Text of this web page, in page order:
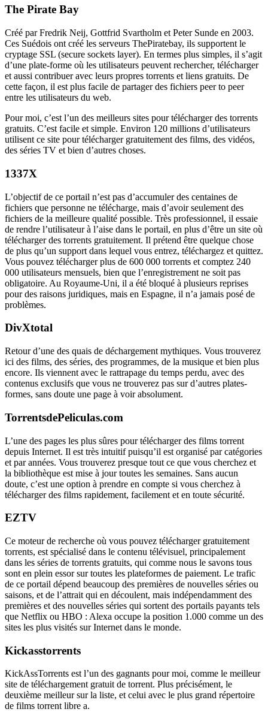
The Pirate Bay
Créé par Fredrik Neij, Gottfrid Svartholm et Peter Sunde en 2003.
Ces Suédois ont créé les serveurs ThePiratebay, ils supportent le
cryptage SSL (secure sockets layer). En termes plus simples, il s’agit
d’une plate-forme où les utilisateurs peuvent rechercher, télécharger
et aussi contribuer avec leurs propres torrents et liens gratuits. De
cette façon, il est plus facile de partager des fichiers peer to peer
entre les utilisateurs du web.
Pour moi, c’est l’un des meilleurs sites pour télécharger des torrents
gratuits. C’est facile et simple. Environ 120 millions d’utilisateurs
utilisent ce site pour télécharger gratuitement des films, des vidéos,
des séries TV et bien d’autres choses.
1337X
L’objectif de ce portail n’est pas d’accumuler des centaines de
fichiers que personne ne télécharge, mais d’avoir seulement des
fichiers de la meilleure qualité possible. Très professionnel, il essaie
de rendre l’utilisateur à l’aise dans le portail, en plus d’être un site où
télécharger des torrents gratuitement. Il prétend être quelque chose
de plus qu’un support dans lequel vous entrez, téléchargez et quittez.
Vous pouvez télécharger plus de 600 000 torrents et comptez 240
000 utilisateurs mensuels, bien que l’enregistrement ne soit pas
obligatoire. Au Royaume-Uni, il a été bloqué à plusieurs reprises
pour des raisons juridiques, mais en Espagne, il n’a jamais posé de
problèmes.
DivXtotal
Retour d’une des quais de déchargement mythiques. Vous trouverez
ici des films, des séries, des programmes, de la musique et bien plus
encore. Ils viennent avec le rattrapage du temps perdu, avec des
contenus exclusifs que vous ne trouverez pas sur d’autres plates-
formes, sans doute une page à voir absolument.
TorrentsdePeliculas.com
L’une des pages les plus sûres pour télécharger des films torrent
depuis Internet. Il est très intuitif puisqu’il est organisé par catégories
et par années. Vous trouverez presque tout ce que vous cherchez et
la bibliothèque est mise à jour toutes les semaines. Sans aucun
doute, c’est une option à prendre en compte si vous cherchez à
télécharger des films rapidement, facilement et en toute sécurité.
EZTV
Ce moteur de recherche où vous pouvez télécharger gratuitement
torrents, est spécialisé dans le contenu télévisuel, principalement
dans les séries de torrents gratuits, qui comme nous le savons tous
sont en plein essor sur toutes les plateformes de paiement. Le trafic
de ce portail dépend beaucoup des premières de nouvelles séries ou
saisons, et de l’attrait qui en découlent, mais indépendamment des
premières et des nouvelles séries qui sortent des portails payants tels
que Netflix ou HBO : Alexa occupe la position 1.000 comme un des
sites les plus visités sur Internet dans le monde.
Kickasstorrents
KickAssTorrents est l’un des gagnants pour moi, comme le meilleur
site de téléchargement gratuit de torrent. Plus précisément, le
deuxième meilleur sur la liste, et celui avec le plus grand répertoire
de films torrent libre a.